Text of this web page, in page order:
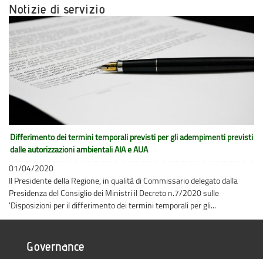
Notizie di servizio
Differimento dei termini temporali previsti per gli adempimenti previsti
dalle autorizzazioni ambientali AIA e AUA
01/04/2020
Il Presidente della Regione, in qualità di Commissario delegato dalla
Presidenza del Consiglio dei Ministri il Decreto n.7/2020 sulle
'Disposizioni per il differimento dei termini temporali per gli...
Governance